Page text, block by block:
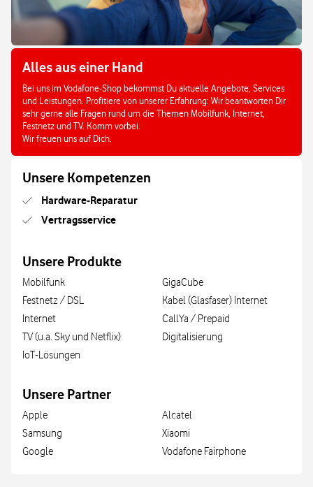
Alles aus einer Hand
Bei uns im Vodafone-Shop bekommst Du aktuelle Angebote, Services
und Leistungen. Profitiere von unserer Erfahrung: Wir beantworten Dir
sehr gerne alle Fragen rund um die Themen Mobilfunk, Internet,
Festnetz und TV. Komm vorbei.
Wir freuen uns auf Dich.
Unsere Kompetenzen
Hardware-Reparatur
Vertragsservice
Unsere Produkte
Mobilfunk
Festnetz / DSL
Internet
TV (u.a. Sky und Netflix)
IoT-Lösungen
GigaCube
Kabel (Glasfaser) Internet
CallYa / Prepaid
Digitalisierung
Unsere Partner
Apple
Samsung
Google
Alcatel
Xiaomi
Vodafone Fairphone